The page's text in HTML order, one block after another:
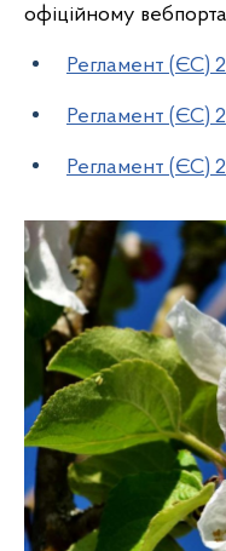
офіційному
Регламент (ЄС)
Регламент (ЄС)
Регламент (ЄС)